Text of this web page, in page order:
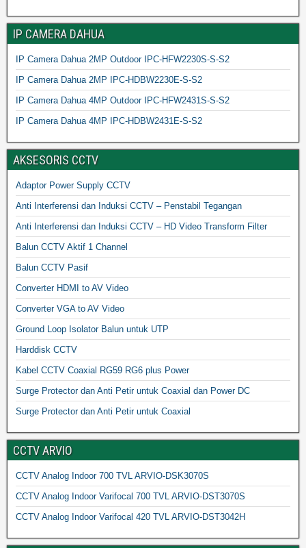
IP CAMERA DAHUA
IP Camera Dahua 2MP Outdoor IPC-HFW2230S-S-S2
IP Camera Dahua 2MP IPC-HDBW2230E-S-S2
IP Camera Dahua 4MP Outdoor IPC-HFW2431S-S-S2
IP Camera Dahua 4MP IPC-HDBW2431E-S-S2
AKSESORIS CCTV
Adaptor Power Supply CCTV
Anti Interferensi dan Induksi CCTV – Penstabil Tegangan
Anti Interferensi dan Induksi CCTV – HD Video Transform Filter
Balun CCTV Aktif 1 Channel
Balun CCTV Pasif
Converter HDMI to AV Video
Converter VGA to AV Video
Ground Loop Isolator Balun untuk UTP
Harddisk CCTV
Kabel CCTV Coaxial RG59 RG6 plus Power
Surge Protector dan Anti Petir untuk Coaxial dan Power DC
Surge Protector dan Anti Petir untuk Coaxial
CCTV ARVIO
CCTV Analog Indoor 700 TVL ARVIO-DSK3070S
CCTV Analog Indoor Varifocal 700 TVL ARVIO-DST3070S
CCTV Analog Indoor Varifocal 420 TVL ARVIO-DST3042H